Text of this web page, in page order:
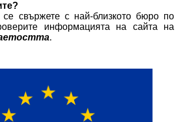
свържете с най-близкото бюро по
информацията на сайта на
.